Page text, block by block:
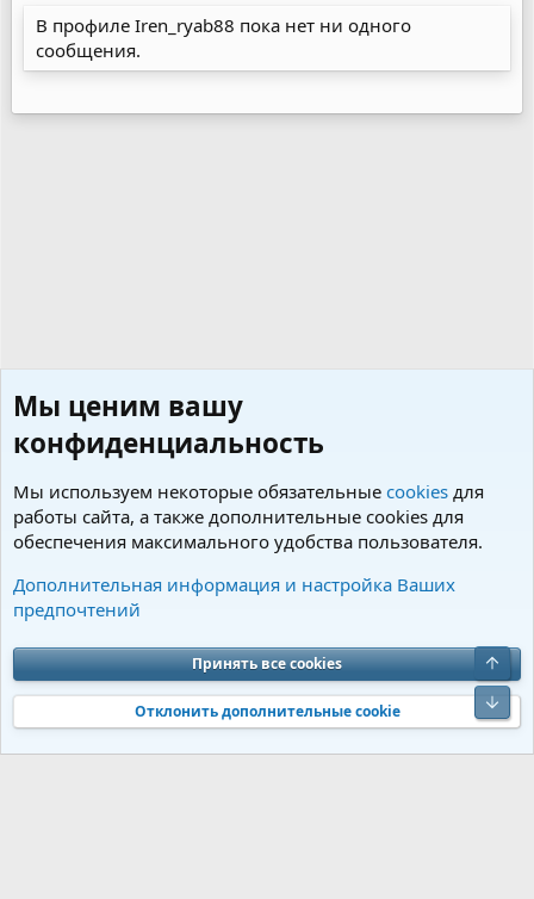
В профиле Iren_ryab88 пока нет ни одного
сообщения.
Пользователи
Cookies Charm by DCom
Обратная связь
Условия и правила
Политика конфиденциальности
Помощь
S
S
Community platform by XenForo® © 2010-2026 XenForo Ltd. Перевод от
Jumuro®|Media embeds via s9e/MediaSites
Мы ценим вашу
конфиденциальность
Мы используем некоторые обязательные cookies для
работы сайта, а также дополнительные cookies для
обеспечения максимального удобства пользователя.
Дополнительная информация и настройка Ваших
предпочтений
Принять все cookies
Отклонить дополнительные cookie
Верх
Низ